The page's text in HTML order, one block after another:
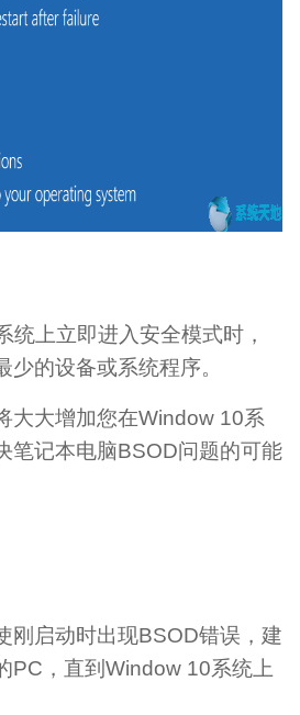
统上立即进入安全模式时，
的设备或系统程序。
大大增加您在Window 10系
笔记本电脑BSOD问题的可能
刚启动时出现BSOD错误，建
PC，直到Window 10系统上